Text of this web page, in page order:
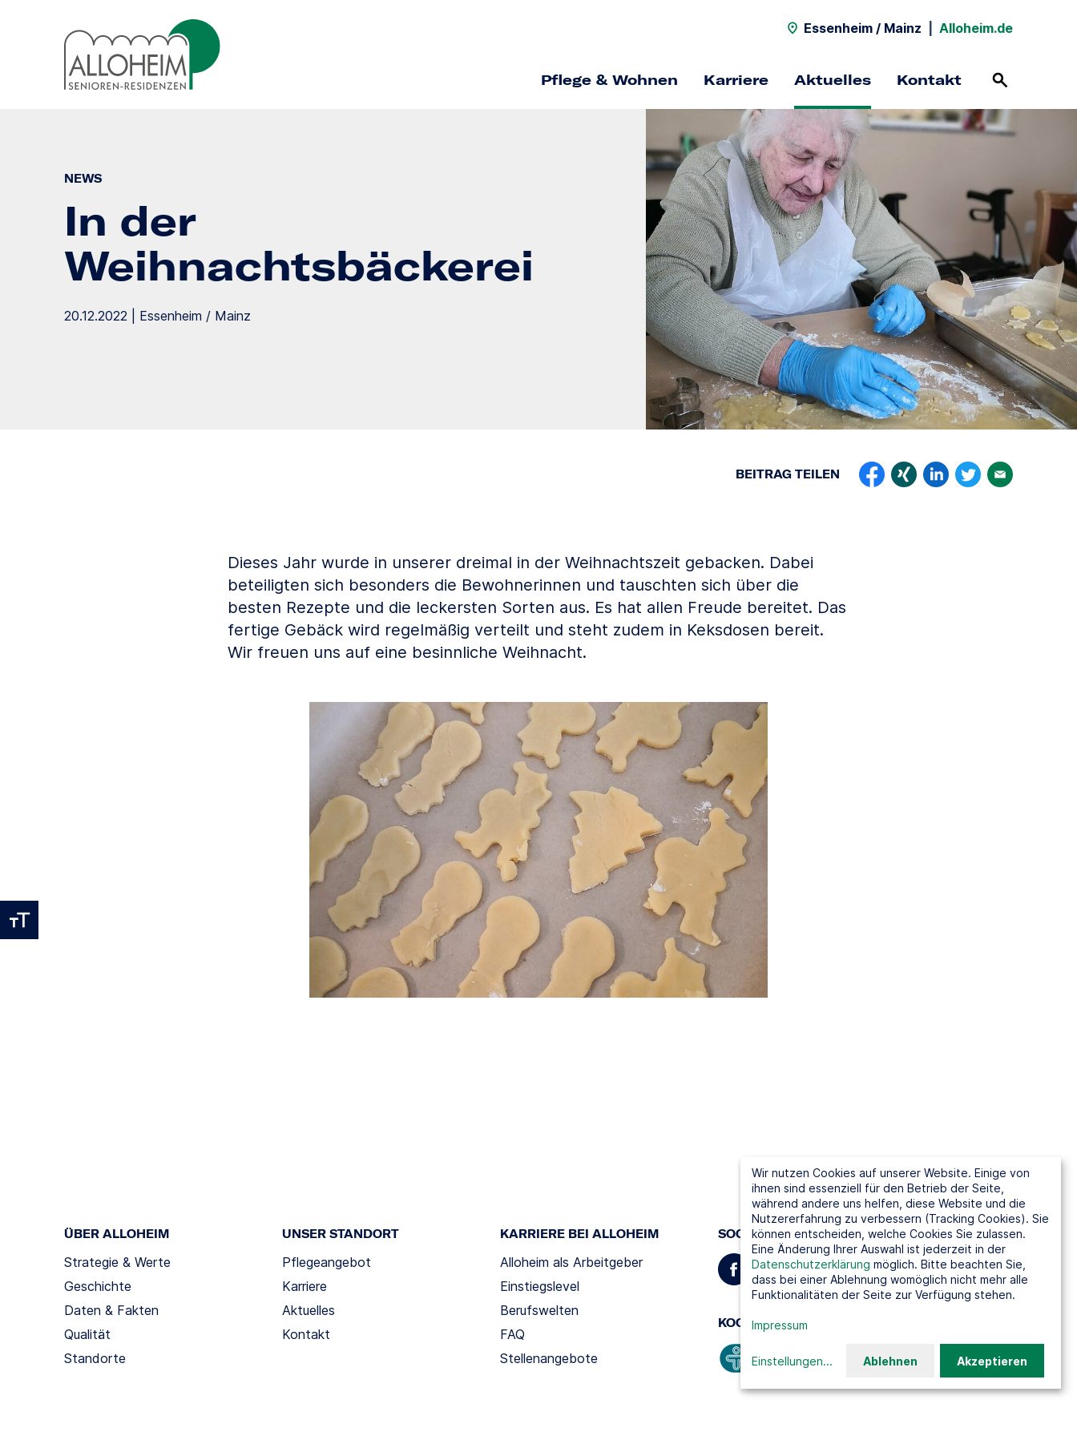
Essenheim / Mainz Alloheim.de
Pflege & Wohnen Karriere Aktuelles Kontakt
NEWS
In der
Weihnachtsbäckerei
20.12.2022 | Essenheim / Mainz
BEITRAG TEILEN
Dieses Jahr wurde in unserer dreimal in der Weihnachtszeit gebacken. Dabei
beteiligten sich besonders die Bewohnerinnen und tauschten sich über die
besten Rezepte und die leckersten Sorten aus. Es hat allen Freude bereitet. Das
fertige Gebäck wird regelmäßig verteilt und steht zudem in Keksdosen bereit.
Wir freuen uns auf eine besinnliche Weihnacht.
ÜBER ALLOHEIM
Strategie & Werte
Geschichte
Daten & Fakten
Qualität
Standorte
UNSER STANDORT
Pflegeangebot
Karriere
Aktuelles
Kontakt
KARRIERE BEI ALLOHEIM
Alloheim als Arbeitgeber
Einstiegslevel
Berufswelten
FAQ
Stellenangebote
SOCIAL MEDIA
KOOPERATIONSPARTNER
Wir nutzen Cookies auf unserer Website. Einige von
ihnen sind essenziell für den Betrieb der Seite,
während andere uns helfen, diese Website und die
Nutzererfahrung zu verbessern (Tracking Cookies). Sie
können entscheiden, welche Cookies Sie zulassen.
Eine Änderung Ihrer Auswahl ist jederzeit in der
Datenschutzerklärung möglich. Bitte beachten Sie,
dass bei einer Ablehnung womöglich nicht mehr alle
Funktionalitäten der Seite zur Verfügung stehen.
Impressum
Einstellungen... Ablehnen Akzeptieren